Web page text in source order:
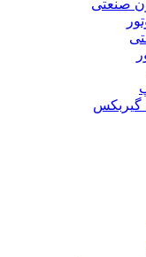
صنعتی
گیربکس